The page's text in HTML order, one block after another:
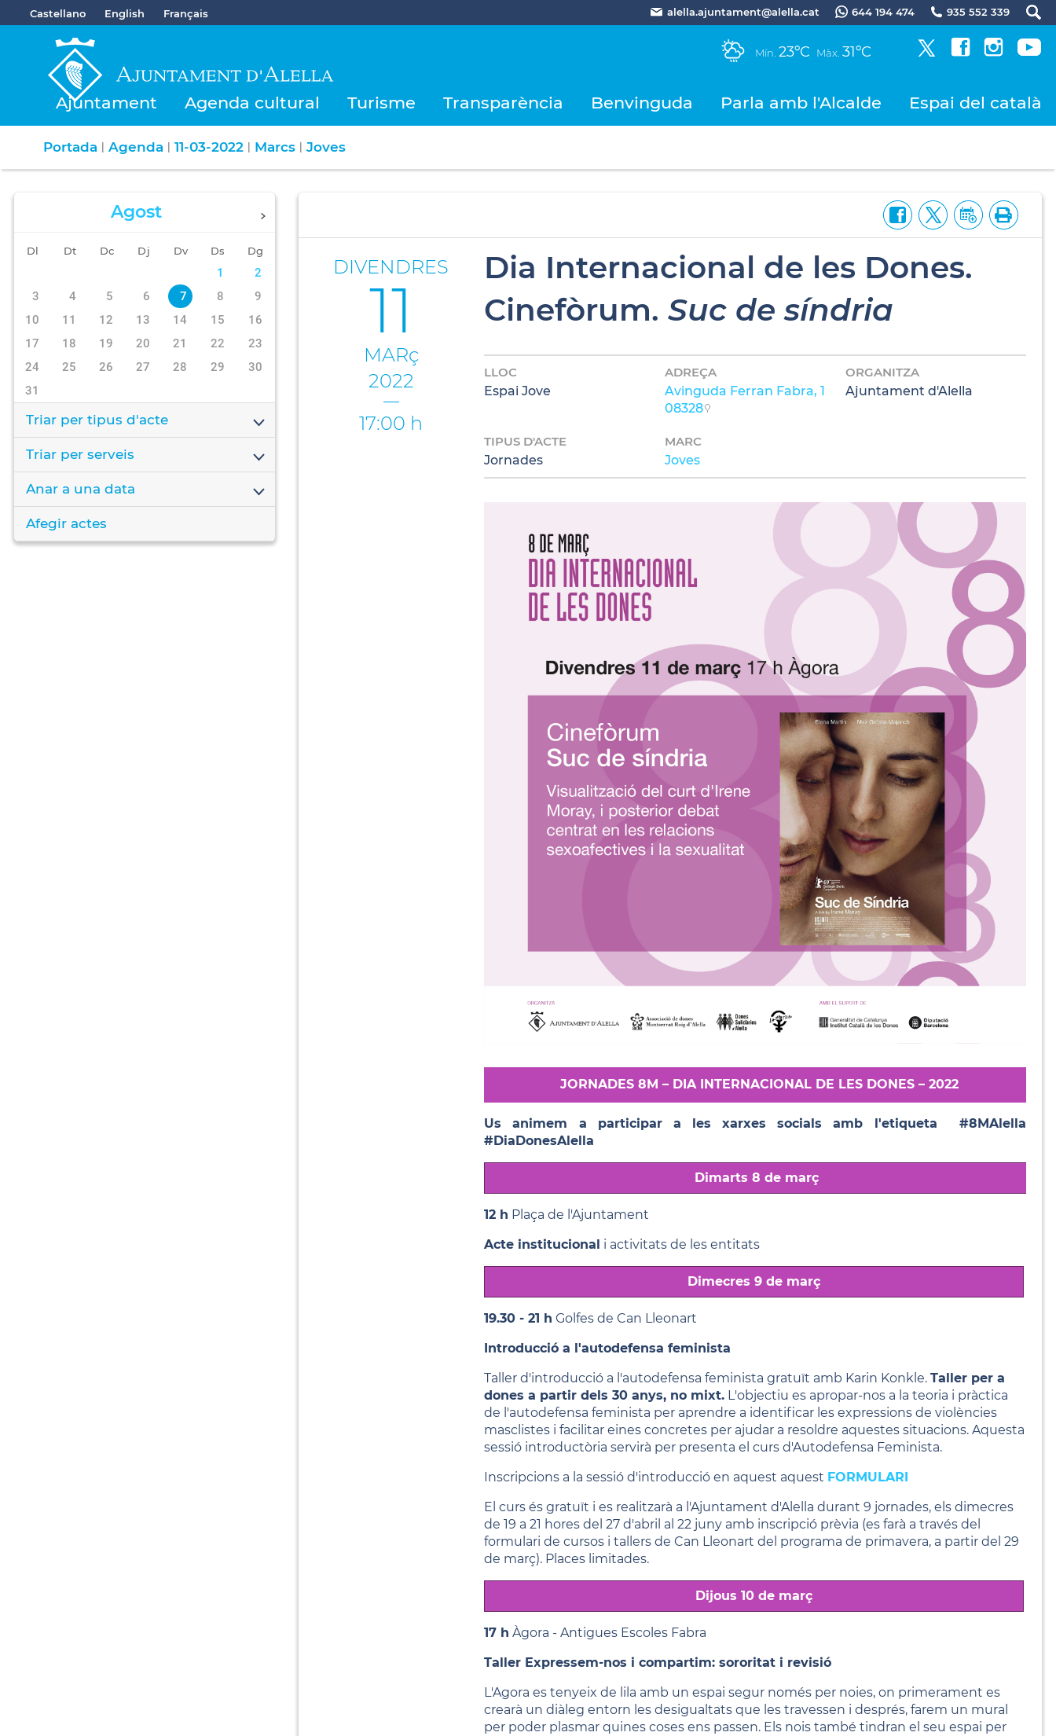
Castellano English Français alella.ajuntament@alella.cat 644 194 474 935 552 339
Mín. 23ºC Màx. 31ºC
Ajuntament Agenda cultural Turisme Transparència Benvinguda Parla amb l'Alcalde Espai del català
Portada | Agenda | 11-03-2022 | Marcs | Joves
Agost
Dl Dt Dc Dj Dv Ds Dg
1
2
3
4 5 6 7 8
9
10
11 12 13 14 15
16
17
18 19 20 21 22
23
24
25 26 27 28 29
30
31
Triar per tipus d'acte
Triar per serveis
Anar a una data
Afegir actes
DIVENDRES
11
MARç
2022
17:00 h
Dia Internacional de les Dones.
Cinefòrum.Suc de síndria
LLOC
Espai Jove
ADREÇA
Avinguda Ferran Fabra, 1
08328
ORGANITZA
Ajuntament d'Alella
TIPUS D'ACTE
Jornades
MARC
Joves
JORNADES 8M – DIA INTERNACIONAL DE LES DONES – 2022
Us animem a participar a les xarxes socials amb l'etiqueta #8MAlella
#DiaDonesAlella
Dimarts 8 de març
12 h Plaça de l'Ajuntament
Acte institucional i activitats de les entitats
Dimecres 9 de març
19.30 - 21 h Golfes de Can Lleonart
Introducció a l'autodefensa feminista
Taller d'introducció a l'autodefensa feminista gratuït amb Karin Konkle.Taller per a
dones a partir dels 30 anys, no mixt. L'objectiu es apropar-nos a la teoria i pràctica
de l'autodefensa feminista per aprendre a identificar les expressions de violències
masclistes i facilitar eines concretes per ajudar a resoldre aquestes situacions. Aquesta
sessió introductòria servirà per presenta el curs d'Autodefensa Feminista.
Inscripcions a la sessió d'introducció en aquest aquest FORMULARI
El curs és gratuït i es realitzarà a l'Ajuntament d'Alella durant 9 jornades, els dimecres
de 19 a 21 hores del 27 d'abril al 22 juny amb inscripció prèvia (es farà a través del
formulari de cursos i tallers de Can Lleonart del programa de primavera, a partir del 29
de març). Places limitades.
Dijous 10 de març
17 h Àgora - Antigues Escoles Fabra
Taller Expressem-nos i compartim: sororitat i revisió
L'Agora es tenyeix de lila amb un espai segur només per noies, on primerament es
crearà un diàleg entorn les desigualtats que les travessen i després, farem un mural
per poder plasmar quines coses ens passen. Els nois també tindran el seu espai per